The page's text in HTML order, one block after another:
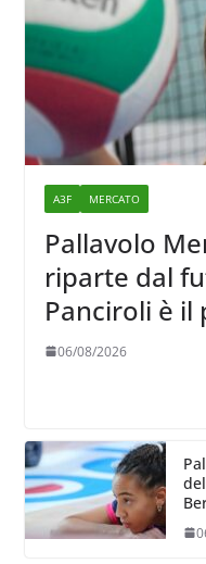
A3F MERCATO
Pallavolo
riparte dal
Panciroli è
06/08/2026